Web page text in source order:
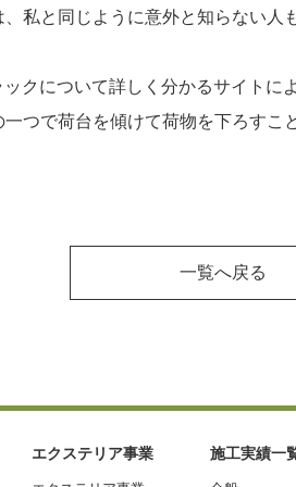
、私と同じように意外と知らない人
ックについて詳しく分かるサイトに
つで荷台を傾けて荷物を下ろすこ
一覧へ戻る
エクステリア事業 施工実績一